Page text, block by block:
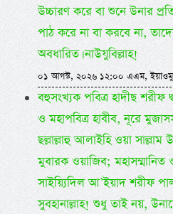
উচ্চারণ করে বা শুনে উনার
পাঠ করে না বা করবে না,
অবধারিত। নাউযুবিল্লাহ!
০১ আগস্ট, ২০২৬ ১২:০০ এএম,
বহুসংখ্যক পবিত্র হাদীছ শরীফ
ও মহাপবিত্র হাবীব, নূরে
ছল্লাল্লাহু আলাইহি ওয়া সাল্লাম
মুবারক ওয়াজিব; মহাসম্মানিত
সাইয়্যিদিল আ’ইয়াদ শরীফ
সুবহানাল্লাহ! শুধু তাই নয়,